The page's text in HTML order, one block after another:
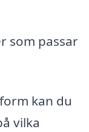
som passar
kan du
vilka